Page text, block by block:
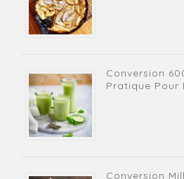
Conversion
Pratique Pour
Conversion